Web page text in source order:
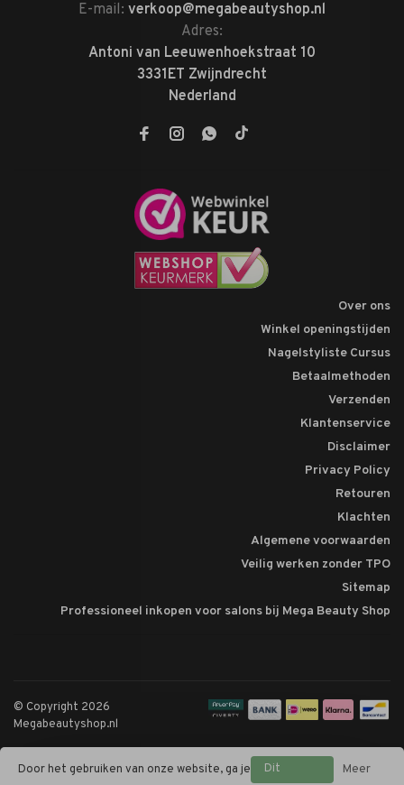
E-mail: verkoop@megabeautyshop.nl
Adres:
Antoni van Leeuwenhoekstraat 10
3331ET Zwijndrecht
Nederland
Over ons
Winkel openingstijden
Nagelstyliste Cursus
Betaalmethoden
Verzenden
Klantenservice
Disclaimer
Privacy Policy
Retouren
Klachten
Algemene voorwaarden
Veilig werken zonder TPO
Sitemap
Professioneel inkopen voor salons bij Mega Beauty Shop
© Copyright 2026
Megabeautyshop.nl
Door het gebruiken van onze website, ga je Dit Meer